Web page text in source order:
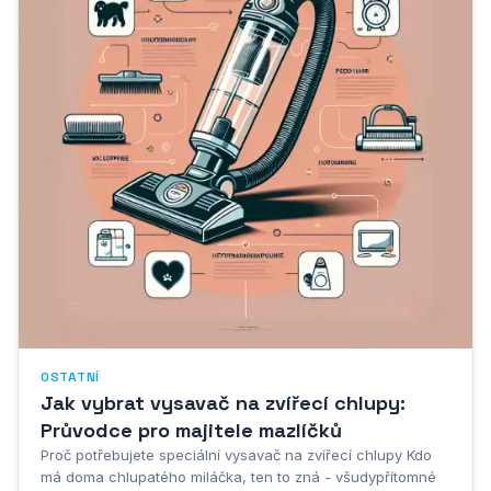
OSTATNÍ
Jak vybrat vysavač na zvířecí chlupy:
Průvodce pro majitele mazlíčků
Proč potřebujete speciální vysavač na zvířecí chlupy Kdo
má doma chlupatého miláčka, ten to zná - všudypřítomné